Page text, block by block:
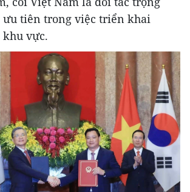
ưu tiên trong việc triển khai
khu vực.